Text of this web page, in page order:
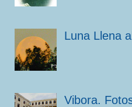
Luna Llena
Vibora.